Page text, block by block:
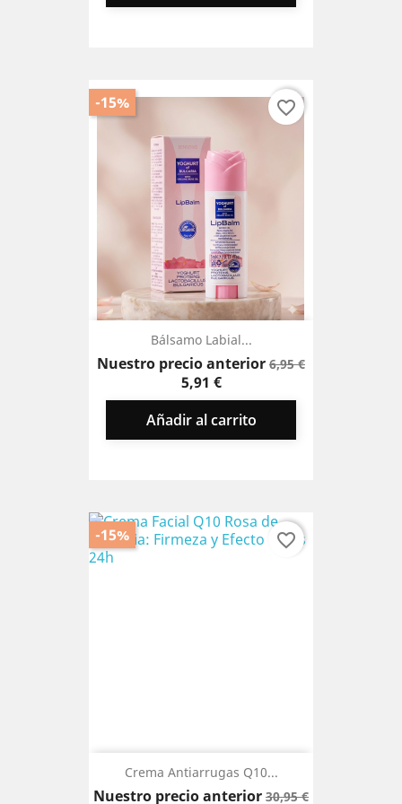
Bálsamo Labial...
Nuestro precio anteriorPrecio
6,95 €Precio
5,91 €
Añadir al carrito
-15% favorite_border
Crema Antiarrugas Q10...
Nuestro precio anteriorPrecio
30,95 €Precio
-15% favorite_border